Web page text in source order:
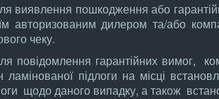
виявлення пошкодження або
авторизованим дилером та/або
чеку.
повідомлення гарантійних вимог,
ламінованої підлоги на місці
щодо даного випадку, а також